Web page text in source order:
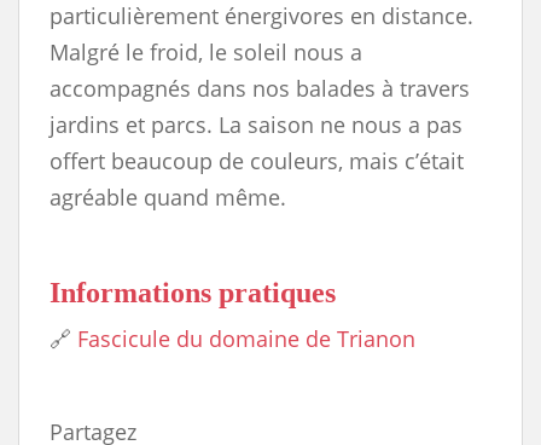
particulièrement énergivores en distance.
Malgré le froid, le soleil nous a
accompagnés dans nos balades à travers
jardins et parcs. La saison ne nous a pas
offert beaucoup de couleurs, mais c’était
agréable quand même.
Informations pratiques
🔗 Fascicule du domaine de Trianon
Partagez